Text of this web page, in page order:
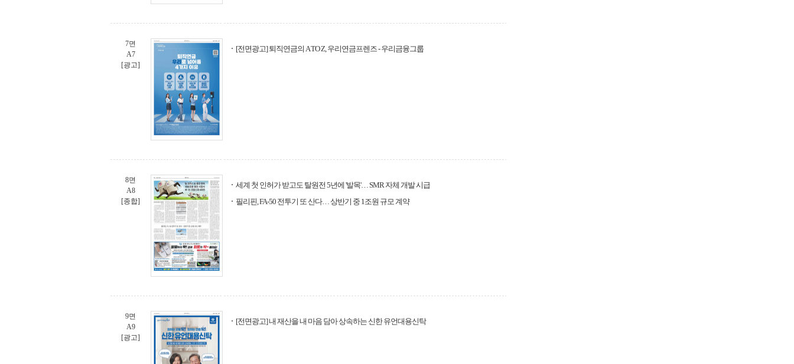
7면
A7
[광고]
[전면광고] 퇴직연금의 A TO Z, 우리연금프렌즈 - 우리금융그룹
8면
A8
[종합]
세계 첫 인허가 받고도 탈원전 5년에 '발목'… SMR 자체 개발 시급
필리핀, FA-50 전투기 또 산다… 상반기 중 1조원 규모 계약
9면
A9
[광고]
[전면광고] 내 재산을 내 마음 담아 상속하는 신한 유언대용신탁